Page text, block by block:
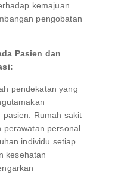
kemajuan
pengobatan
Pasien dan
pendekatan yang
pasien. Rumah sakit
perawatan personal
individu setiap
kesehatan